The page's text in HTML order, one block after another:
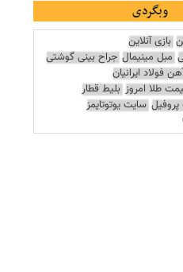
وبگردی
بازی آنلاین
مبل مینیمال جراح بینی گوشتی
فولاد ایرانیان
طلا امروز بلیط قطار
سایت یوتوتایمز